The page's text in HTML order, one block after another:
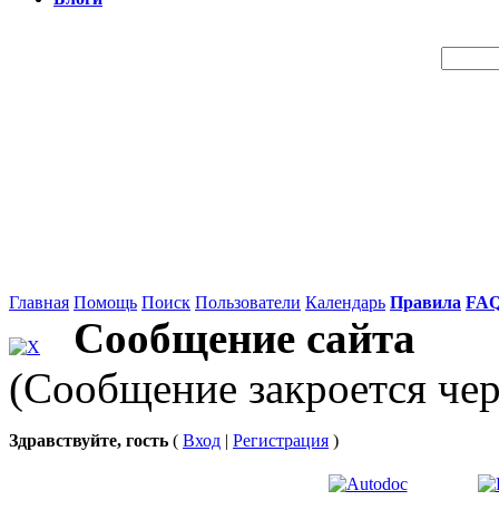
Главная Помощь Поиск Пользователи Календарь Правила
Сообщение сайта
(Сообщение закроется
Здравствуйте, гость ( Вход | Регистрация )